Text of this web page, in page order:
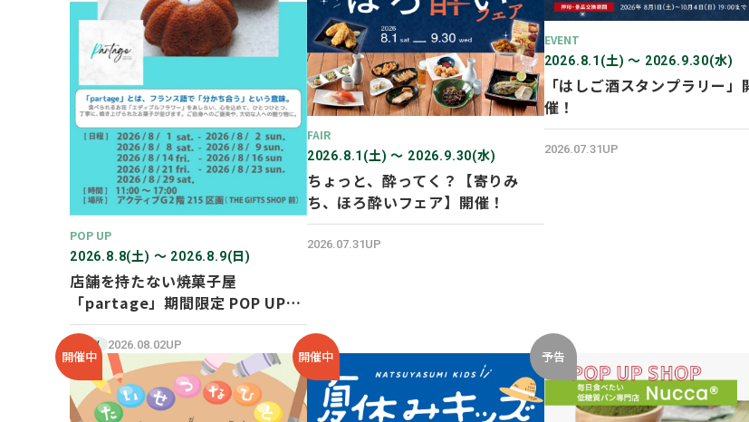
POP UP
2026.8.8(土) 〜 2026.8.9(日)
店舗を持たない焼菓子屋
「partage」期間限定 POP UP
SHOP オープン！
NEW 2026.08.02UP
FAIR
2026.8.1(土) 〜 2026.9.30(水)
ちょっと、酔ってく？【寄りみ
ち、ほろ酔いフェア】開催！
2026.07.31UP
EVENT
2026.8.1(土) 〜 2026.9.30(水)
「はしご酒スタンプラリー」
催！
2026.07.31UP
開催中 開催中 予告